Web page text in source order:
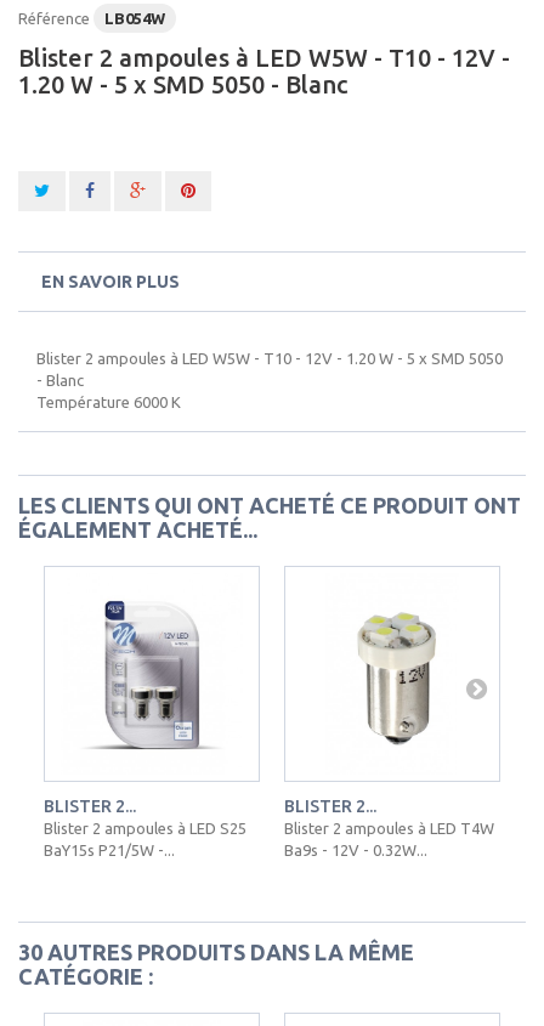
Référence LB054W
Blister 2 ampoules à LED W5W - T10 - 12V -
1.20 W - 5 x SMD 5050 - Blanc
EN SAVOIR PLUS
Blister 2 ampoules à LED W5W - T10 - 12V - 1.20 W - 5 x SMD 5050
- Blanc
Température 6000 K
LES CLIENTS QUI ONT ACHETÉ CE PRODUIT ONT
ÉGALEMENT ACHETÉ...
BLISTER 2...
Blister 2 ampoules à LED S25
BaY15s P21/5W -...
BLISTER 2...
Blister 2 ampoules à LED T4W
Ba9s - 12V - 0.32W...
30 AUTRES PRODUITS DANS LA MÊME
CATÉGORIE :